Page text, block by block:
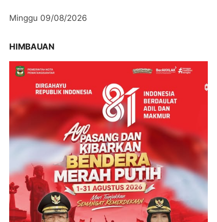
Minggu 09/08/2026
HIMBAUAN